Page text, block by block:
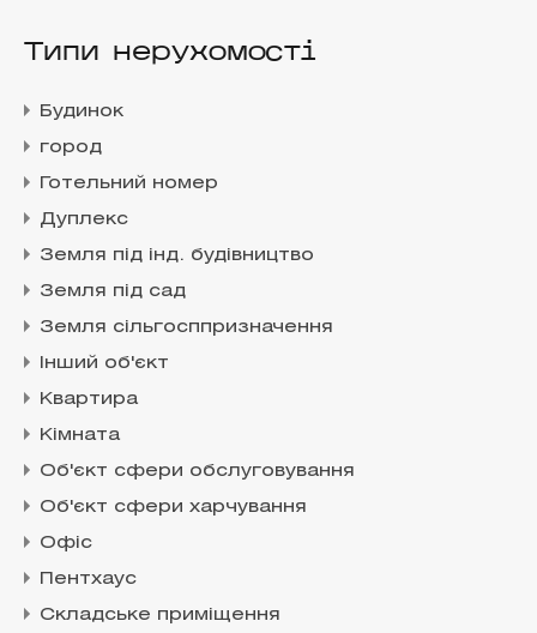
Типи нерухомості
Будинок
город
Готельний номер
Дуплекс
Земля під інд. будівництво
Земля під сад
Земля сільгосппризначення
Інший об'єкт
Квартира
Кімната
Об'єкт сфери обслуговування
Об'єкт сфери харчування
Офіс
Пентхаус
Складське приміщення